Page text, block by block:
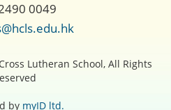
0049
Lutheran School, All Rights
by myID ltd.